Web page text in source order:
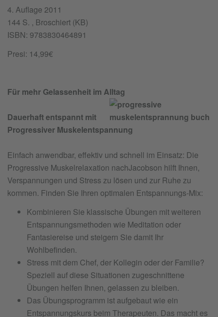
4. Auflage 2011
144 S. , Broschiert (KB)
ISBN: 9783830464891
Presi: 14,99€
Für mehr Gelassenheit im Alltag
Dauerhaft entspannt mit
Progressiver Muskelentspannung
Einfach anwendbar, effektiv und schnell im Einsatz: Die
Progressive Muskelrelaxation nachJacobson hilft Ihnen,
Verspannungen und Stress zu lösen und zur Ruhe zu
kommen. Finden Sie Ihren optimalen Entspannungs-Mix:
Kombinieren Sie klassische Übungen mit weiteren
Entspannungsmethoden wie Meditation oder
Fantasiereise und steigern Sie damit Ihr
Wohlbefinden.
Stress mit dem Chef, der Kollegin oder der Familie?
Speziell auf diese Situationen zugeschnittene
Übungen helfen Ihnen, gelassen zu bleiben.
Das Übungsprogramm ist aufgebaut wie ein
Entspannungskurs beim Therapeuten. Das macht es